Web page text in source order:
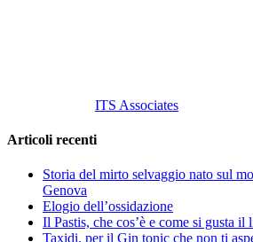
ITS Associates
Articoli recenti
Storia del mirto selvaggio nato sul
Genova
Elogio dell’ossidazione
Il Pastis, che cos’è e come si gusta
Taxidi, per il Gin tonic che non ti